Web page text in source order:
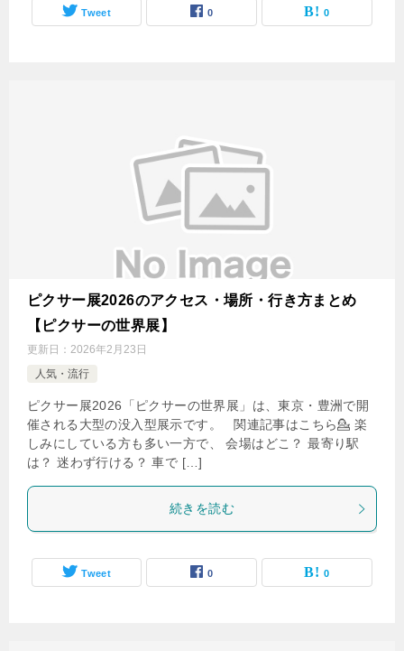
Tweet 0 0
ピクサー展2026のアクセス・場所・行き方まとめ
【ピクサーの世界展】
更新日： 2026年2月23日
人気・流行
ピクサー展2026「ピクサーの世界展」は、東京・豊洲で開
催される大型の没入型展示です。 関連記事はこちら💁 楽
しみにしている方も多い一方で、 会場はどこ？ 最寄り駅
は？ 迷わず行ける？ 車で […]
続きを読む
Tweet 0 0